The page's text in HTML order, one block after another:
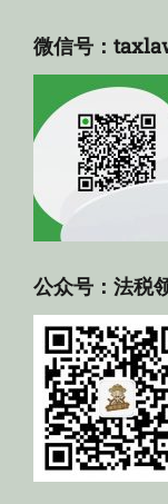
微信号：
公众号：法税